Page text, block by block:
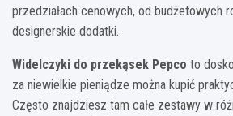
przedziałach cenowych, od budżetowych
designerskie dodatki.
Widelczyki do przekąsek Pepco to
za niewielkie pieniądze można kupić
Często znajdziesz tam całe zestawy w